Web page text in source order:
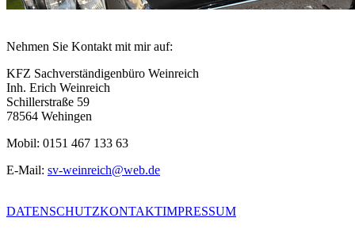
Nehmen Sie Kontakt mit mir auf:
KFZ Sachverständigenbüro Weinreich
Inh. Erich Weinreich
Schillerstraße 59
78564 Wehingen
Mobil: 0151 467 133 63
E-Mail: sv-weinreich@web.de
DATENSCHUTZKONTAKTIMPRESSUM